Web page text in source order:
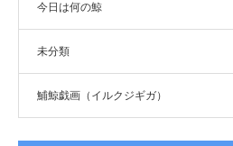
今日は何の鯨
未分類
鯆鯨戯画（イルクジギガ）